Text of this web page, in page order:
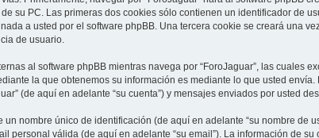
su PC. Las primeras dos cookies sólo contienen un identificador de
a usted por el software phpBB. Una tercera cookie se creará una
de usuario.
al software phpBB mientras navega por “ForoJaguar”, las cuales
la que obtenemos su información es mediante lo que usted
(de aquí en adelante “su cuenta”) y mensajes enviados por usted
un nombre único de identificación (de aquí en adelante “su nombre
personal válida (de aquí en adelante “su email”). La información de